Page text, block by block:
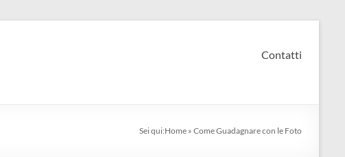
Contatti
Sei qui:Home » Come Guadagnare con le Foto